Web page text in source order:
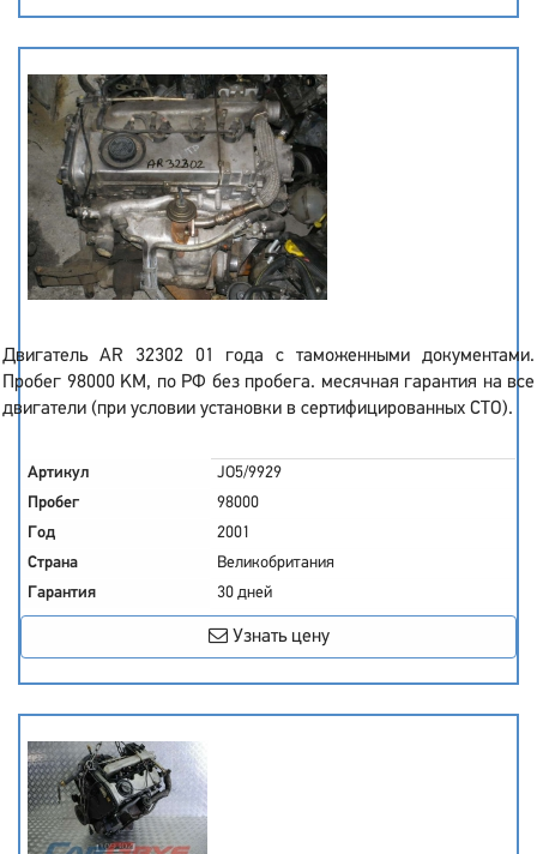
Двигатель AR 32302 01 года с таможенными документами.
Пробег 98000 KM, по РФ без пробега. месячная гарантия на все
двигатели (при условии установки в сертифицированных СТО).
Артикул
JO5/9929
Пробег
98000
Год
2001
Страна
Великобритания
Гарантия
30 дней
Узнать цену